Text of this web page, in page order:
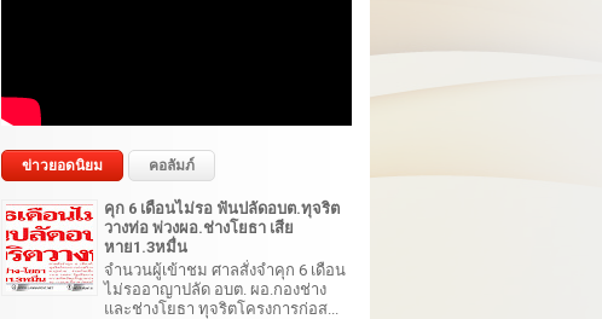
ข่าวยอดนิยม คอลัมภ์
คุก 6 เดือนไม่รอ ฟันปลัดอบต.ทุจริต
วางท่อ พ่วงผอ.ช่างโยธา เสีย
หาย1.3หมื่น
จำนวนผู้เข้าชม ศาลสั่งจำคุก 6 เดือน
ไม่รออาญาปลัด อบต. ผอ.กองช่าง
และช่างโยธา ทุจริตโครงการก่อส...